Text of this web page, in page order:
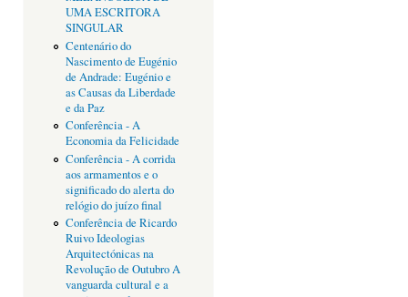
UMA ESCRITORA
SINGULAR
Centenário do
Nascimento de Eugénio
de Andrade: Eugénio e
as Causas da Liberdade
e da Paz
Conferência - A
Economia da Felicidade
Conferência - A corrida
aos armamentos e o
significado do alerta do
relógio do juízo final
Conferência de Ricardo
Ruivo Ideologias
Arquitectónicas na
Revolução de Outubro A
vanguarda cultural e a